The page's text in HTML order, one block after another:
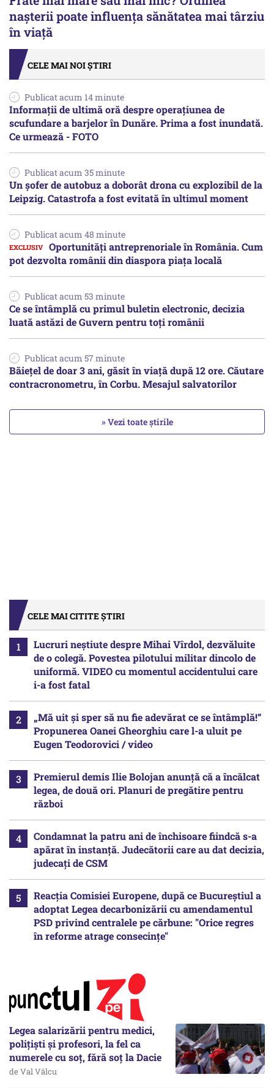
nașterii poate influența sănătatea mai târziu
în viață
CELE MAI NOI ȘTIRI
Publicat acum 14 minute
Informații de ultimă oră despre operațiunea de
scufundare a barjelor în Dunăre. Prima a fost inundată.
Ce urmează - FOTO
Publicat acum 35 minute
Un șofer de autobuz a doborât drona cu explozibil de la
Leipzig. Catastrofa a fost evitată în ultimul moment
Publicat acum 48 minute
Oportunități antreprenoriale în România. Cum
pot dezvolta românii din diaspora piața locală
Publicat acum 53 minute
Ce se întâmplă cu primul buletin electronic, decizia
luată astăzi de Guvern pentru toți românii
Publicat acum 57 minute
Băiețel de doar 3 ani, găsit în viață după 12 ore. Căutare
contracronometru, în Corbu. Mesajul salvatorilor
» Vezi toate știrile
CELE MAI CITITE ȘTIRI
Lucruri neștiute despre Mihai Vîrdol, dezvăluite
de o colegă. Povestea pilotului militar dincolo de
uniformă. VIDEO cu momentul accidentului care
i-a fost fatal
„Mă uit și sper să nu fie adevărat ce se întâmplă!“
Propunerea Oanei Gheorghiu care l-a uluit pe
Eugen Teodorovici / video
Premierul demis Ilie Bolojan anunță că a încălcat
legea, de două ori. Planuri de pregătire pentru
război
Condamnat la patru ani de închisoare fiindcă s-a
apărat în instanță. Judecătorii care au dat decizia,
judecați de CSM
Reacția Comisiei Europene, după ce Bucureștiul a
adoptat Legea decarbonizării cu amendamentul
PSD privind centralele pe cărbune: "Orice regres
în reforme atrage consecințe"
Legea salarizării pentru medici,
polițiști și profesori, la fel ca
numerele cu soț, fără soț la Dacie
de Val Vâlcu